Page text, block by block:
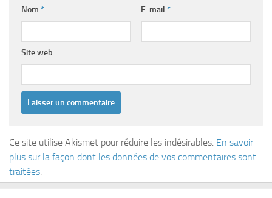
Nom * E-mail *
Site web
Ce site utilise Akismet pour réduire les indésirables. En savoir
plus sur la façon dont les données de vos commentaires sont
traitées.